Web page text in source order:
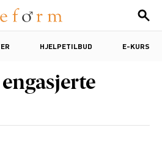
HJELPETILBUD E-KURS